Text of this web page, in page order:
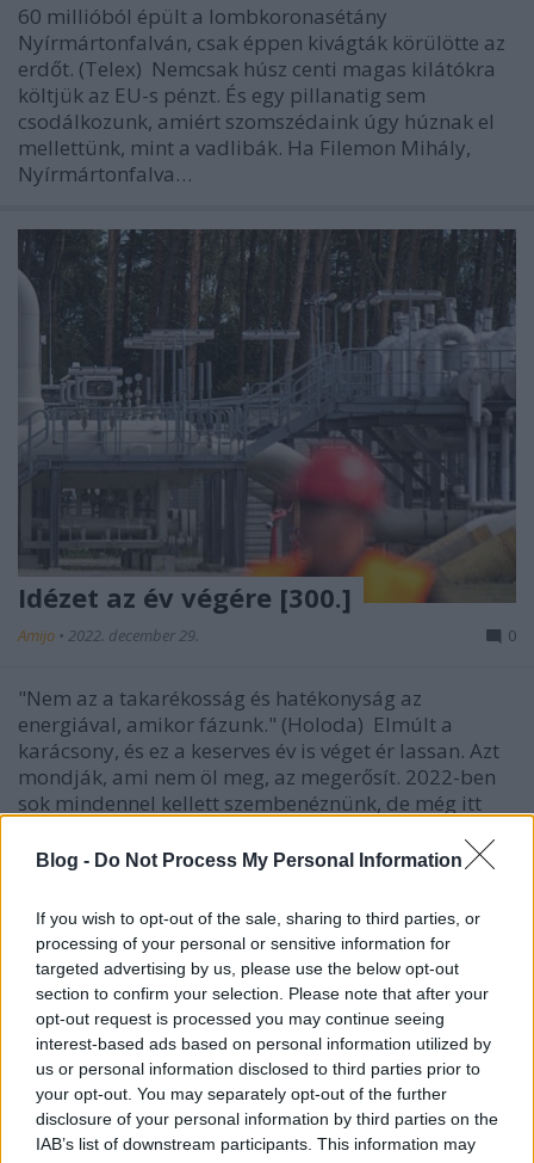
Blog - Do Not Process My Personal Information
If you wish to opt-out of the sale, sharing to third parties, or
processing of your personal or sensitive information for
targeted advertising by us, please use the below opt-out
section to confirm your selection. Please note that after your
opt-out request is processed you may continue seeing
interest-based ads based on personal information utilized by
us or personal information disclosed to third parties prior to
your opt-out. You may separately opt-out of the further
disclosure of your personal information by third parties on the
IAB’s list of downstream participants. This information may
60 millióból épült a lombkoronasétány
Nyírmártonfalván, csak éppen kivágták körülötte az
erdőt. (Telex) Nemcsak húsz centi magas kilátókra
költjük az EU-s pénzt. És egy pillanatig sem
csodálkozunk, amiért szomszédaink úgy húznak el
mellettünk, mint a vadlibák. Ha Filemon Mihály,
Nyírmártonfalva…
Idézet az év végére [300.]
Amijo • 2022. december 29. 0
"Nem az a takarékosság és hatékonyság az
energiával, amikor fázunk." (Holoda) Elmúlt a
karácsony, és ez a keserves év is véget ér lassan. Azt
mondják, ami nem öl meg, az megerősít. 2022-ben
sok mindennel kellett szembenéznünk, de még itt
Karácsony…